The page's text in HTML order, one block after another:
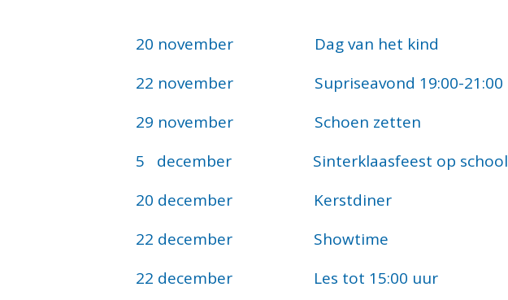
20 november Dag van het kind
22 november Supriseavond 19:00-21:00
29 november Schoen zetten
5 december Sinterklaasfeest op school
20 december Kerstdiner
22 december Showtime
22 december Les tot 15:00 uur